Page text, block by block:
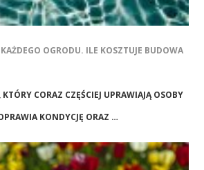
OGRODU. ILE KOSZTUJE BUDOWA
CORAZ CZĘŚCIEJ UPRAWIAJĄ OSOBY
KONDYCJĘ ORAZ …